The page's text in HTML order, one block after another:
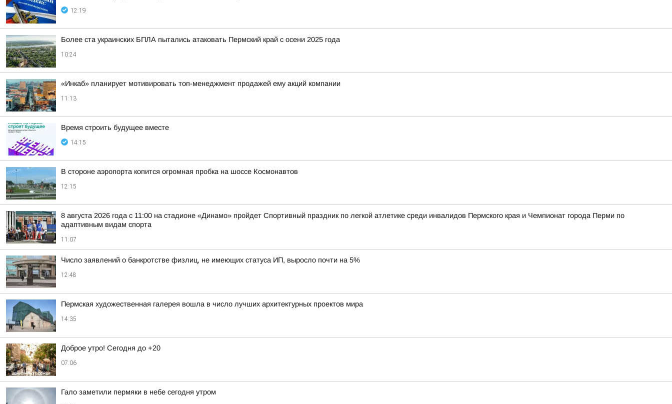
12:19
Более ста украинских БПЛА пытались атаковать Пермский край с осени 2025 года
10:24
«Инкаб» планирует мотивировать топ-менеджмент продажей ему акций компании
11:13
Время строить будущее вместе
14:15
В стороне аэропорта копится огромная пробка на шоссе Космонавтов
12:15
8 августа 2026 года с 11:00 на стадионе «Динамо» пройдет Спортивный праздник по легкой атлетике среди инвалидов Пермского края и Чемпионат города Перми по
адаптивным видам спорта
11:07
Число заявлений о банкротстве физлиц, не имеющих статуса ИП, выросло почти на 5%
12:48
Пермская художественная галерея вошла в число лучших архитектурных проектов мира
14:35
Доброе утро! Сегодня до +20
07:06
Гало заметили пермяки в небе сегодня утром